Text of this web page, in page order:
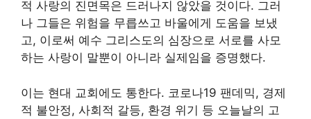
적 사랑의 진면목은 드러나지 않았을 것이다. 그러
나 그들은 위험을 무릅쓰고 바울에게 도움을 보냈
고, 이로써 예수 그리스도의 심장으로 서로를 사모
하는 사랑이 말뿐이 아니라 실제임을 증명했다.
이는 현대 교회에도 통한다. 코로나19 팬데믹, 경제
적 불안정, 사회적 갈등, 환경 위기 등 오늘날의 고